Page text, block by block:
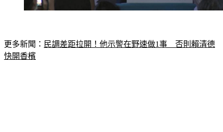
更多新聞： 民調差距拉開！他示警在野速做1事　否則賴清德
快開香檳